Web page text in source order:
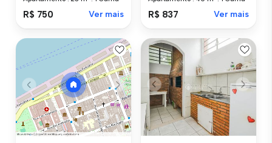
R$ 750 Ver mais R$ 837 Ver mais